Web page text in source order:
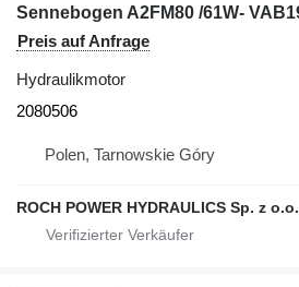
Preis auf Anfrage
Hydraulikmotor
2080506
Polen, Tarnowskie Góry
ROCH POWER HYDRAULICS Sp. z o.o.